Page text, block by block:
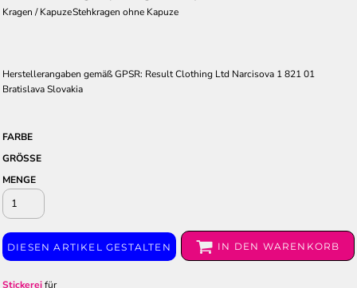
Kragen / KapuzeStehkragen ohne Kapuze
Herstellerangaben gemäß GPSR: Result Clothing Ltd Narcisova 1 821 01
Bratislava Slovakia
FARBE
GRÖSSE
MENGE
DIESEN ARTIKEL GESTALTEN IN DEN WARENKORB
Stickereifür